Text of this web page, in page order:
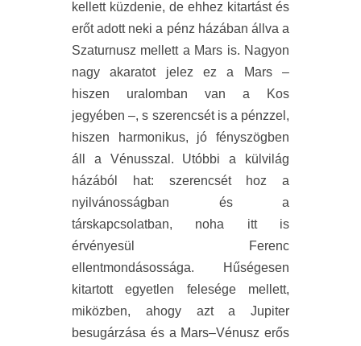
kellett küzdenie, de ehhez kitartást és
erőt adott neki a pénz házában állva a
Szaturnusz mellett a Mars is. Nagyon
nagy akaratot jelez ez a Mars –
hiszen uralomban van a Kos
jegyében –, s szerencsét is a pénzzel,
hiszen harmonikus, jó fényszögben
áll a Vénusszal. Utóbbi a külvilág
házából hat: szerencsét hoz a
nyilvánosságban és a
társkapcsolatban, noha itt is
érvényesül Ferenc
ellentmondásossága. Hűségesen
kitartott egyetlen felesége mellett,
miközben, ahogy azt a Jupiter
besugárzása és a Mars–Vénusz erős